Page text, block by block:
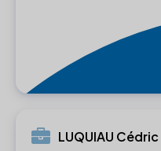
LUQUIAU Cédric